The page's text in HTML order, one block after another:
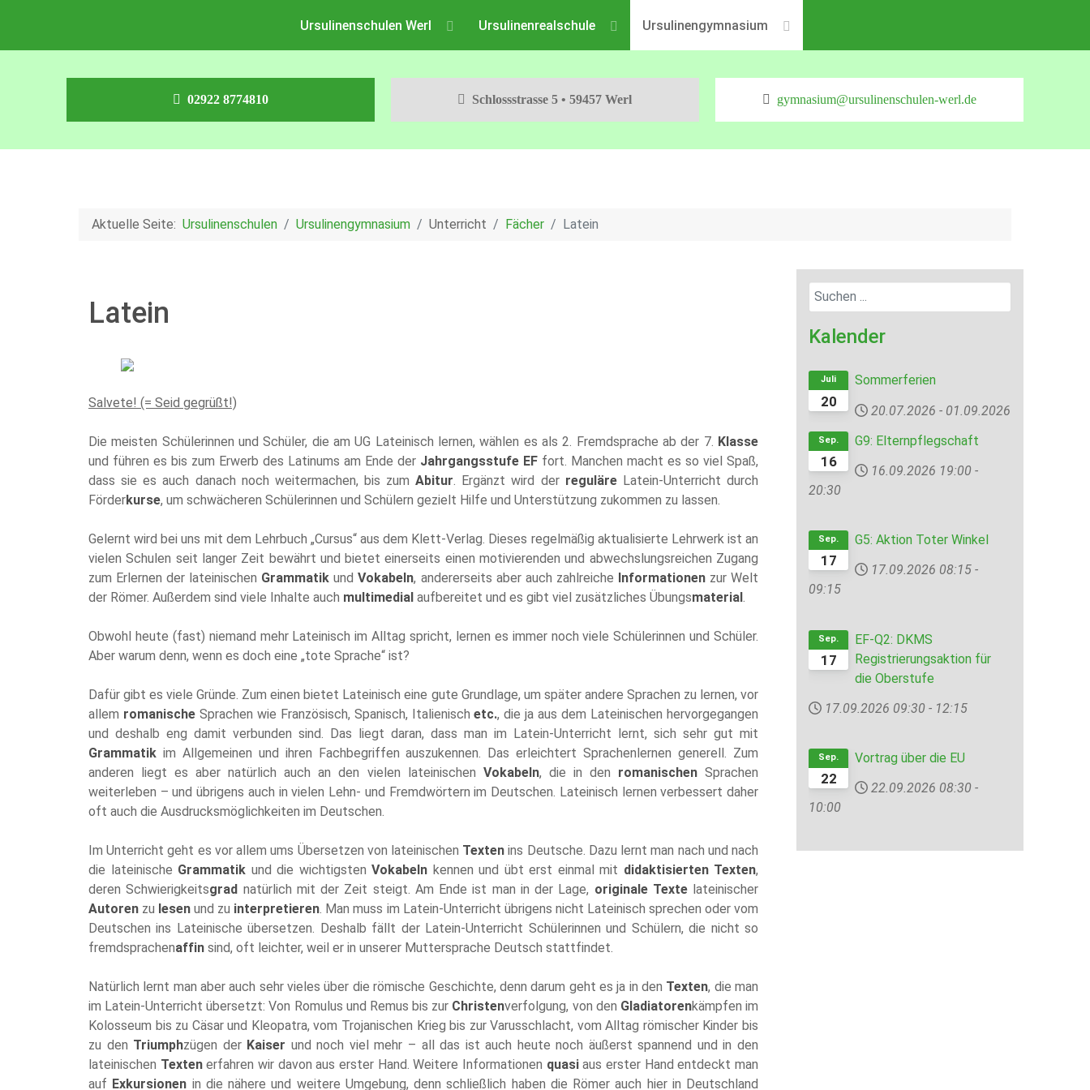
Ursulinenschulen Werl Ursulinenrealschule Ursulinengymnasium
02922 8774810 Schlossstrasse 5 • 59457 Werl gymnasium@ursulinenschulen-werl.de
Aktuelle Seite: Ursulinenschulen Ursulinengymnasium Unterricht Fächer Latein
Latein
Salvete! (= Seid gegrüßt!)
Die meisten Schülerinnen und Schüler, die am UG Lateinisch lernen, wählen es als 2. Fremdsprache ab der 7. Klasse
und führen es bis zum Erwerb des Latinums am Ende der Jahrgangsstufe EF fort. Manchen macht es so viel Spaß,
dass sie es auch danach noch weitermachen, bis zumAbitur. Ergänzt wird der reguläre Latein-Unterricht durch
Förderkurse, um schwächeren Schülerinnen und Schülern gezielt Hilfe und Unterstützung zukommen zu lassen.
Gelernt wird bei uns mit dem Lehrbuch „Cursus“ aus dem Klett-Verlag. Dieses regelmäßig aktualisierte Lehrwerk ist an
vielen Schulen seit langer Zeit bewährt und bietet einerseits einen motivierenden und abwechslungsreichen Zugang
zum Erlernen der lateinischen Grammatik undVokabeln, andererseits aber auch zahlreiche Informationenzur Welt
der Römer. Außerdem sind viele Inhalte auch multimedial aufbereitet und es gibt viel zusätzliches Übungsmaterial .
Obwohl heute (fast) niemand mehr Lateinisch im Alltag spricht, lernen es immer noch viele Schülerinnen und Schüler.
Aber warum denn, wenn es doch eine „tote Sprache“ ist?
Dafür gibt es viele Gründe. Zum einen bietet Lateinisch eine gute Grundlage, um später andere Sprachen zu lernen, vor
allem romanischeSprachen wie Französisch, Spanisch, Italienischetc., die ja aus dem Lateinischen hervorgegangen
und deshalb eng damit verbunden sind. Das liegt daran, dass man im Latein-Unterricht lernt, sich sehr gut mit
Grammatik im Allgemeinen und ihren Fachbegriffen auszukennen. Das erleichtert Sprachenlernen generell. Zum
anderen liegt es aber natürlich auch an den vielen lateinischen Vokabeln, die in den romanischenSprachen
weiterleben – und übrigens auch in vielen Lehn- und Fremdwörtern im Deutschen. Lateinisch lernen verbessert daher
oft auch die Ausdrucksmöglichkeiten im Deutschen.
Im Unterricht geht es vor allem ums Übersetzen von lateinischen Texten ins Deutsche. Dazu lernt man nach und nach
die lateinische Grammatik und die wichtigsten Vokabeln kennen und übt erst einmal mit didaktisierten Texten,
deren Schwierigkeitsgrad natürlich mit der Zeit steigt. Am Ende ist man in der Lage, originale Texte lateinischer
Autoren zu lesenund zu interpretieren. Man muss im Latein-Unterricht übrigens nicht Lateinisch sprechen oder vom
Deutschen ins Lateinische übersetzen. Deshalb fällt der Latein-Unterricht Schülerinnen und Schülern, die nicht so
fremdsprachenaffin sind, oft leichter, weil er in unserer Muttersprache Deutsch stattfindet.
Natürlich lernt man aber auch sehr vieles über die römische Geschichte, denn darum geht es ja in den Texten, die man
im Latein-Unterricht übersetzt: Von Romulus und Remus bis zur Christenverfolgung, von den Gladiatorenkämpfen im
Kolosseum bis zu Cäsar und Kleopatra, vom Trojanischen Krieg bis zur Varusschlacht, vom Alltag römischer Kinder bis
zu den Triumphzügen der Kaiser und noch viel mehr – all das ist auch heute noch äußerst spannend und in den
lateinischen Textenerfahren wir davon aus erster Hand. Weitere Informationen quasiaus erster Hand entdeckt man
auf Exkursionen in die nähere und weitere Umgebung, denn schließlich haben die Römer auch hier in Deutschland
Kalender
20
Juli
Sommerferien
20.07.2026 - 01.09.2026
16
Sep.
G9: Elternpflegschaft
16.09.2026 19:00 -
20:30
17
Sep.
G5: Aktion Toter Winkel
17.09.2026 08:15 -
09:15
17
Sep.
EF-Q2: DKMS
Registrierungsaktion für
die Oberstufe
17.09.2026 09:30 - 12:15
22
Sep.
Vortrag über die EU
22.09.2026 08:30 -
10:00